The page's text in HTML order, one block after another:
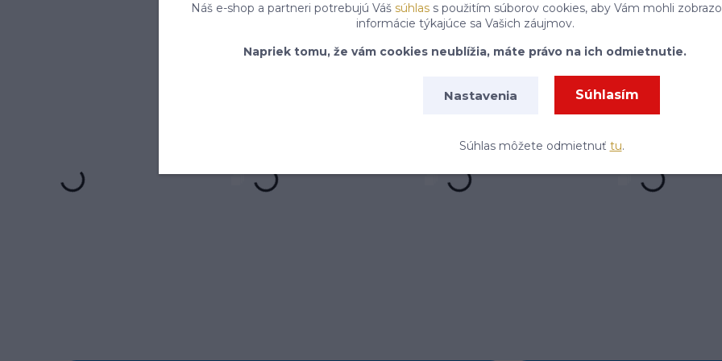
Súhlasím sospracovaním osobných údajovza účelom zasielania newslettera.
Náš e-shop a partneri potrebujú Váš súhlass použitím súborov cookies, aby Vám mohli
informácie týkajúce sa Vašich záujmov.
Napriek tomu, že vám cookies neublížia, máte právo na ich odmietnutie.
Nastavenia Súhlasím
Súhlas môžete odmietnuť tu.